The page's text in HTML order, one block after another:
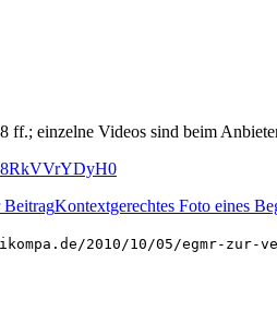
ff.; einzelne Videos sind beim
BeitragKontextgerechtes Foto eines
2010/10/05/egmr-zur-